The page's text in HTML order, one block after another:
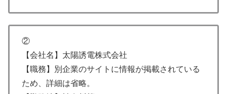
②
【会社名】太陽誘電株式会社
【職務】別企業のサイトに情報が掲載されている
ため、詳細は省略。